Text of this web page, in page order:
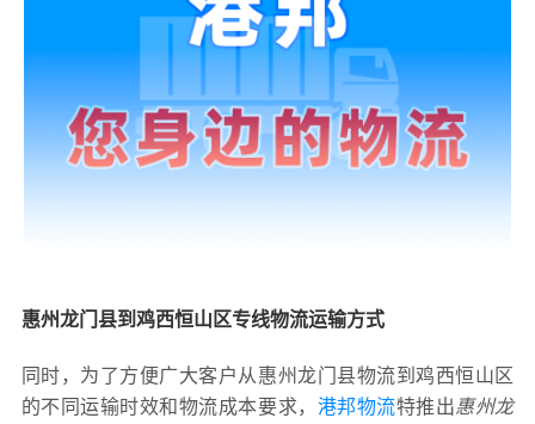
惠州龙门县到鸡西恒山区专线物流运输方式
同时，为了方便广大客户从惠州龙门县物流到鸡西恒山区
的不同运输时效和物流成本要求， 港邦物流特推出惠州龙